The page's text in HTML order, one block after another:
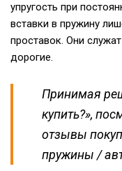
упругость при
вставки в пружину
проставок. Они
дорогие.
Принимая
купить?»,
отзывы
пружины /